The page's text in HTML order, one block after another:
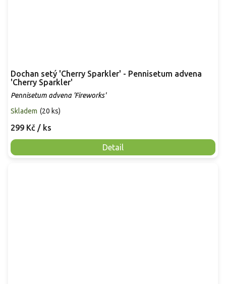
Dochan setý 'Cherry Sparkler' - Pennisetum advena
'Cherry Sparkler'
Pennisetum advena 'Fireworks'
Skladem (20 ks)
299 Kč / ks
Detail